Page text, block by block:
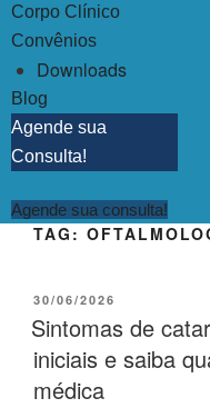
Corpo Clínico
Convênios
Downloads
Blog
Agende sua
Consulta!
Agende sua consulta!
TAG:
PUBLICADO
EM
30/06/2026
Sintomas de
iniciais e saiba
médica